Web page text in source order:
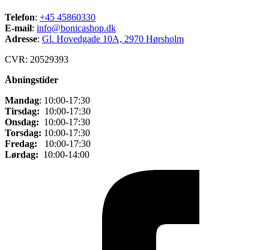
Telefon: +45 45860330
E-mail: info@bonicashop.dk
Adresse: Gl. Hovedgade 10A, 2970 Hørsholm
CVR: 20529393
Åbningstider
Mandag: 10:00-17:30
Tirsdag: 10:00-17:30
Onsdag: 10:00-17:30
Torsdag: 10:00-17:30
Fredag: 10:00-17:30
Lørdag: 10:00-14:00